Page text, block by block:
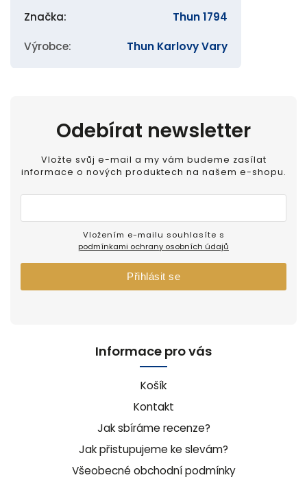
Značka: Thun 1794
Výrobce: Thun Karlovy Vary
Odebírat newsletter
Vložte svůj e-mail a my vám budeme zasílat
informace o nových produktech na našem e-shopu.
podmínkami ochrany osobních údajů
Přihlásit se
Informace pro vás
Košík
Kontakt
Jak sbíráme recenze?
Jak přistupujeme ke slevám?
Všeobecné obchodní podmínky